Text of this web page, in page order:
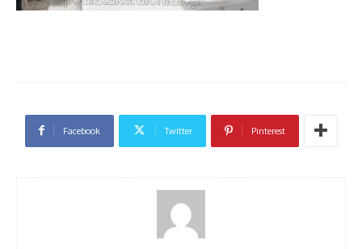
Facebook Twitter Pinterest